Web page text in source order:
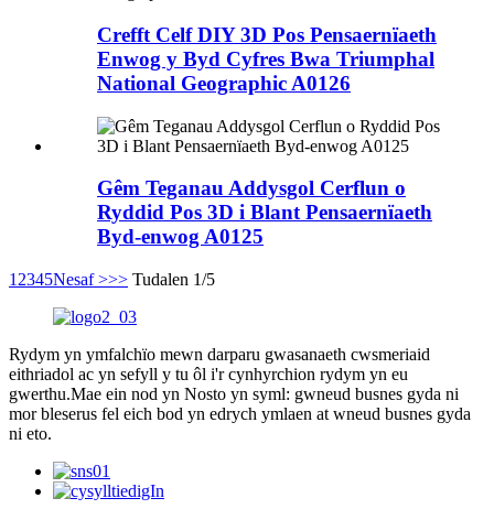
Crefft Celf DIY 3D Pos Pensaernïaeth
Enwog y Byd Cyfres Bwa Triumphal
National Geographic A0126
Gêm Teganau Addysgol Cerflun o
Ryddid Pos 3D i Blant Pensaernïaeth
Byd-enwog A0125
1 2345Nesaf >>> Tudalen 1/5
Rydym yn ymfalchïo mewn darparu gwasanaeth cwsmeriaid
eithriadol ac yn sefyll y tu ôl i'r cynhyrchion rydym yn eu
gwerthu.Mae ein nod yn Nosto yn syml: gwneud busnes gyda ni
mor bleserus fel eich bod yn edrych ymlaen at wneud busnes gyda
ni eto.